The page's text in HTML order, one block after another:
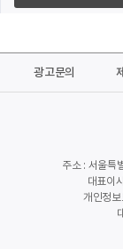
광고문의
주소 : 서울특
대표이
개인정